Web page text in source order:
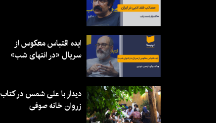
ایده اقتباس معکوس از
سریال «در انتهای شب»
دیدار با علی شمس در کتاب
زروان خانه صوفی